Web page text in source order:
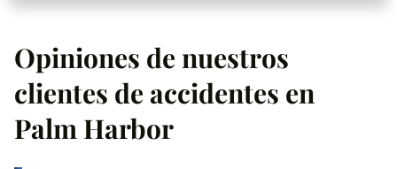
Opiniones de nuestros
clientes de accidentes en
Palm Harbor